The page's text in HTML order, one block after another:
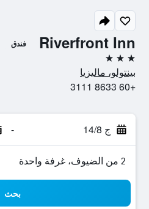
Riverfront Inn فندق
3 نجوم
بينتولو، ماليزيا
+60 8633 3111
ج 14/8 -
2 من الضيوف، غرفة واحدة
بحث